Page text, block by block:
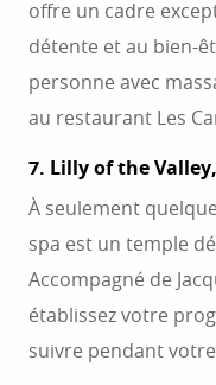
offre un cadre
détente et au bien-
personne avec
au restaurant Les
7. Lilly of the
À seulement
spa est un temple
Accompagné de
établissez votre
suivre pendant